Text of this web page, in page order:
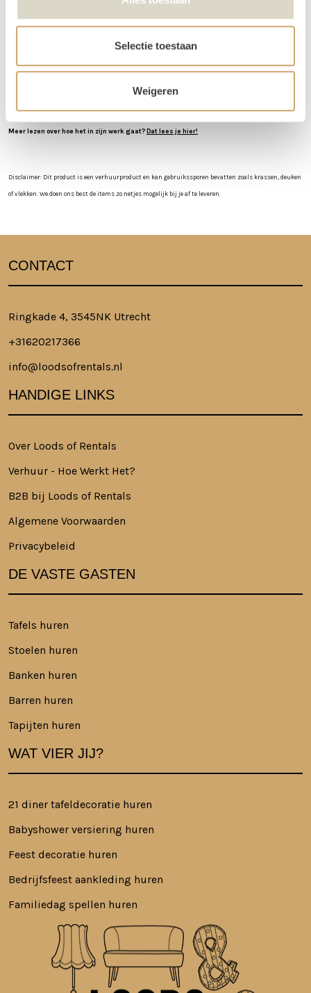
Selectie toestaan
Weigeren
jouw bezorgdag/terugbreng dag in het weekend? Dan plannen we
daarom heen. Bijvoorbeeld: Jullie trouwen op zaterdag. De items
verhuurchauffeurs rijden niet op zaterdag of zondag en we zijn dan ook
niet in de loods aanwezig voor het ophalen of terugbrengen van de
Meer lezen over hoe het in zijn werk gaat? Dat lees je hier!
Disclaimer: Dit product is een verhuurproduct en kan gebruikssporen bevatten zoals krassen, deuken
of vlekken. We doen ons best de items zo netjes mogelijk bij je af te leveren.
CONTACT
Ringkade 4, 3545NK Utrecht
+31620217366
info@loodsofrentals.nl
HANDIGE LINKS
Over Loods of Rentals
Verhuur - Hoe Werkt Het?
B2B bij Loods of Rentals
Algemene Voorwaarden
Privacybeleid
DE VASTE GASTEN
Tafels huren
Stoelen huren
Banken huren
Barren huren
Tapijten huren
WAT VIER JIJ?
21 diner tafeldecoratie huren
Babyshower versiering huren
Feest decoratie huren
Bedrijfsfeest aankleding huren
Familiedag spellen huren